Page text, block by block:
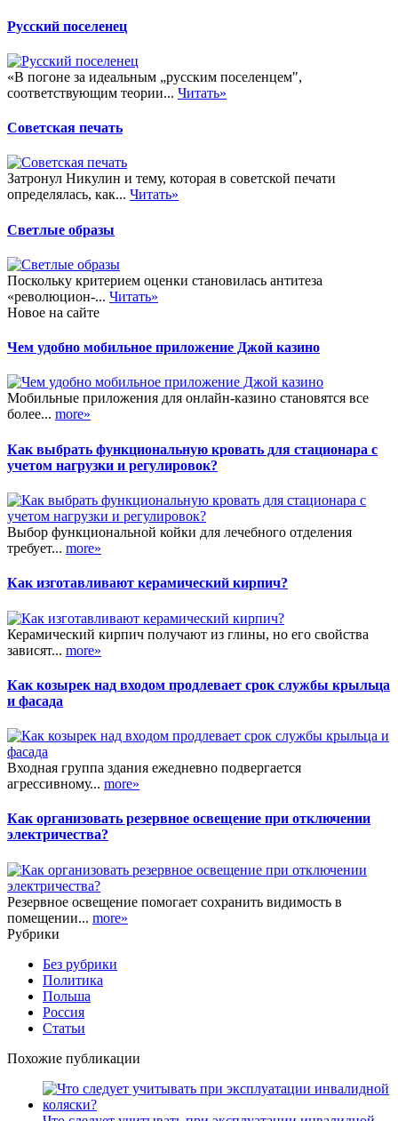
Русский поселенец
«В погоне за идеальным „русским поселенцем",
соответствующим теории... Читать»
Советская печать
Затронул Никулин и тему, которая в советской печати
определялась, как... Читать»
Светлые образы
Поскольку критерием оценки становилась антитеза
«революцион-... Читать»
Новое на сайте
Чем удобно мобильное приложение Джой казино
Мобильные приложения для онлайн-казино становятся все
более... more»
Как выбрать функциональную кровать для стационара с
учетом нагрузки и регулировок?
Выбор функциональной койки для лечебного отделения
требует... more»
Как изготавливают керамический кирпич?
Керамический кирпич получают из глины, но его свойства
зависят... more»
Как козырек над входом продлевает срок службы крыльца
и фасада
Входная группа здания ежедневно подвергается
агрессивному... more»
Как организовать резервное освещение при отключении
электричества?
Резервное освещение помогает сохранить видимость в
помещении... more»
Рубрики
Без рубрики
Политика
Польша
Россия
Статьи
Похожие публикации